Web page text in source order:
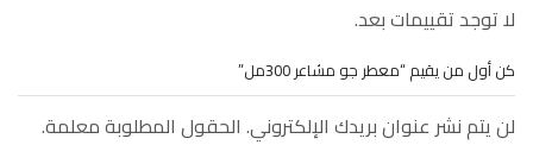
لا توجد تقييمات بعد.
كن أول من يقيم “معطر جو مشاعر 300مل”
لن يتم نشر عنوان بريدك الإلكتروني. الحقول المطلوبة معلمة.